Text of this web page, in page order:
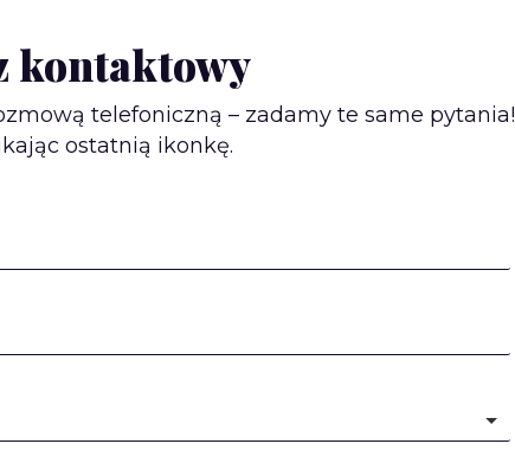
kontaktowy
telefoniczną – zadamy te same pytania!
ostatnią ikonkę.